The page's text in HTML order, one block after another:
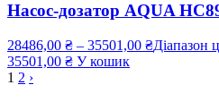
Насос-дозатор AQUA
28486,00 ₴ – 35501,00 ₴Діапазон
35501,00 ₴ У кошик
1 2 ›